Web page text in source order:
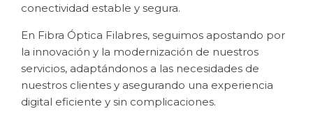
conectividad estable y segura.
En Fibra Óptica Filabres, seguimos apostando por
la innovación y la modernización de nuestros
servicios, adaptándonos a las necesidades de
nuestros clientes y asegurando una experiencia
digital eficiente y sin complicaciones.